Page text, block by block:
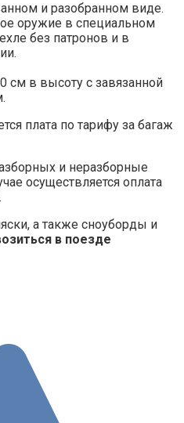
и разобранном виде.
оружие в специальном
без патронов и в
см в высоту с завязанной
плата по тарифу за багаж
и неразборные
осуществляется оплата
а также сноуборды и
в поезде